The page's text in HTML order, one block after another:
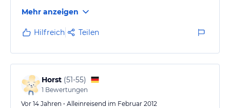
Besitzerehepaar dieses
unterbunden hat, wurde es einfach schlecht gemacht.
Schade, aber solche Leute wird es immer wieder
geben, die garnicht wisssen, was sie damit anrichten
Mehr anzeigen
Hilfreich Teilen
Horst (51-55)
1 Bewertungen
Vor 14 Jahren • Alleinreisend im Februar 2012